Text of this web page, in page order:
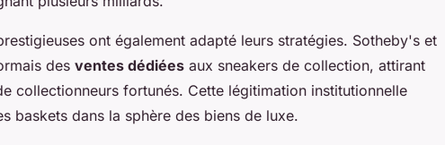
ont également adapté leurs stratégies. Sotheby's et
des ventes dédiées aux sneakers de collection, attirant
collectionneurs fortunés. Cette légitimation institutionnelle
baskets dans la sphère des biens de luxe.